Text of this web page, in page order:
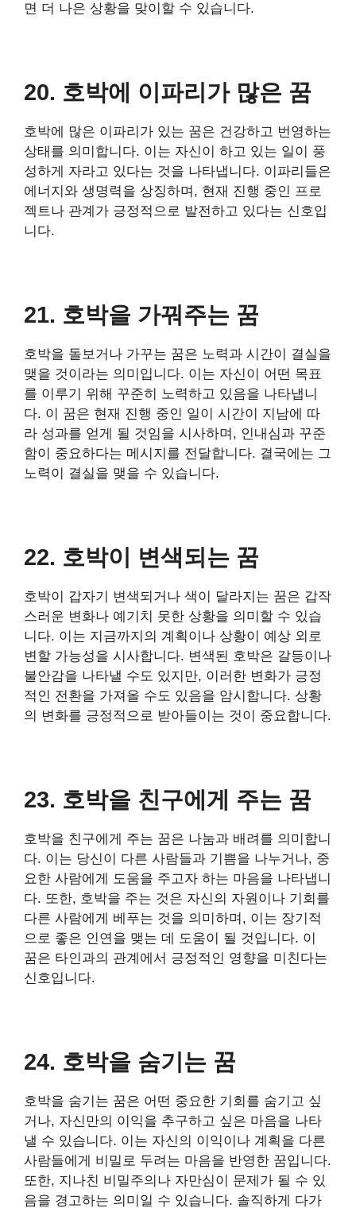
면 더 나은 상황을 맞이할 수 있습니다.
20. 호박에 이파리가 많은 꿈
호박에 많은 이파리가 있는 꿈은 건강하고 번영하는
상태를 의미합니다. 이는 자신이 하고 있는 일이 풍
성하게 자라고 있다는 것을 나타냅니다. 이파리들은
에너지와 생명력을 상징하며, 현재 진행 중인 프로
젝트나 관계가 긍정적으로 발전하고 있다는 신호입
니다.
21. 호박을 가꿔주는 꿈
호박을 돌보거나 가꾸는 꿈은 노력과 시간이 결실을
맺을 것이라는 의미입니다. 이는 자신이 어떤 목표
를 이루기 위해 꾸준히 노력하고 있음을 나타냅니
다. 이 꿈은 현재 진행 중인 일이 시간이 지남에 따
라 성과를 얻게 될 것임을 시사하며, 인내심과 꾸준
함이 중요하다는 메시지를 전달합니다. 결국에는 그
노력이 결실을 맺을 수 있습니다.
22. 호박이 변색되는 꿈
호박이 갑자기 변색되거나 색이 달라지는 꿈은 갑작
스러운 변화나 예기치 못한 상황을 의미할 수 있습
니다. 이는 지금까지의 계획이나 상황이 예상 외로
변할 가능성을 시사합니다. 변색된 호박은 갈등이나
불안감을 나타낼 수도 있지만, 이러한 변화가 긍정
적인 전환을 가져올 수도 있음을 암시합니다. 상황
의 변화를 긍정적으로 받아들이는 것이 중요합니다.
23. 호박을 친구에게 주는 꿈
호박을 친구에게 주는 꿈은 나눔과 배려를 의미합니
다. 이는 당신이 다른 사람들과 기쁨을 나누거나, 중
요한 사람에게 도움을 주고자 하는 마음을 나타냅니
다. 또한, 호박을 주는 것은 자신의 자원이나 기회를
다른 사람에게 베푸는 것을 의미하며, 이는 장기적
으로 좋은 인연을 맺는 데 도움이 될 것입니다. 이
꿈은 타인과의 관계에서 긍정적인 영향을 미친다는
신호입니다.
24. 호박을 숨기는 꿈
호박을 숨기는 꿈은 어떤 중요한 기회를 숨기고 싶
거나, 자신만의 이익을 추구하고 싶은 마음을 나타
낼 수 있습니다. 이는 자신의 이익이나 계획을 다른
사람들에게 비밀로 두려는 마음을 반영한 꿈입니다.
또한, 지나친 비밀주의나 자만심이 문제가 될 수 있
음을 경고하는 의미일 수 있습니다. 솔직하게 다가